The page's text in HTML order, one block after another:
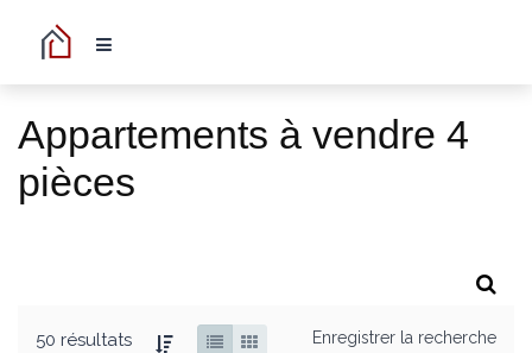
Appartements à vendre 4
pièces
50 résultats Enregistrer la recherche